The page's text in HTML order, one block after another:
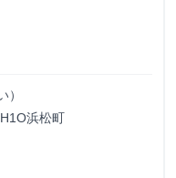
浜松町